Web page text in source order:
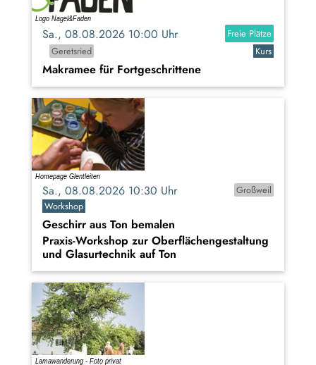
Sa., 08.08.2026 10:00 Uhr
Freie Plätze
Geretsried
Kurs
Makramee für Fortgeschrittene
Sa., 08.08.2026 10:30 Uhr
Großweil
Workshop
Geschirr aus Ton bemalen
Praxis-Workshop zur Oberflächengestaltung
und Glasurtechnik auf Ton